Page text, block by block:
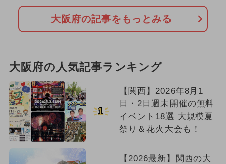
大阪府の記事をもっとみる
大阪府の人気記事ランキング
1
【関西】2026年8月1
日・2日週末開催の無料
イベント18選 大規模夏
祭り＆花火大会も！
【2026最新】関西の大